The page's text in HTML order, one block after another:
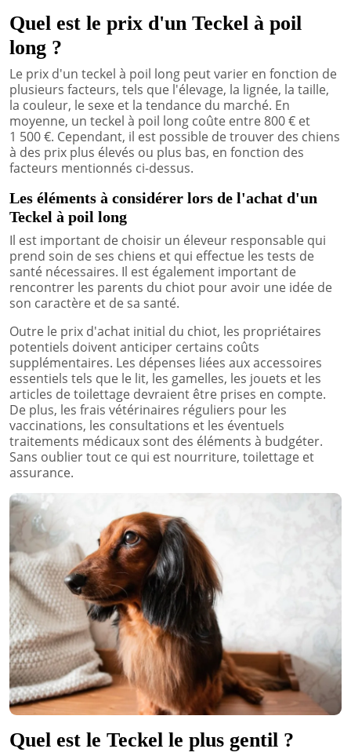
Quel est le prix d'un Teckel à poil
long ?
Le prix d'un teckel à poil long peut varier en fonction de
plusieurs facteurs, tels que l'élevage, la lignée, la taille,
la couleur, le sexe et la tendance du marché. En
moyenne, un teckel à poil long coûte entre 800 € et
1 500 €. Cependant, il est possible de trouver des chiens
à des prix plus élevés ou plus bas, en fonction des
facteurs mentionnés ci-dessus.
Les éléments à considérer lors de l'achat d'un
Teckel à poil long
Il est important de choisir un éleveur responsable qui
prend soin de ses chiens et qui effectue les tests de
santé nécessaires. Il est également important de
rencontrer les parents du chiot pour avoir une idée de
son caractère et de sa santé.
Outre le prix d'achat initial du chiot, les propriétaires
potentiels doivent anticiper certains coûts
supplémentaires. Les dépenses liées aux accessoires
essentiels tels que le lit, les gamelles, les jouets et les
articles de toilettage devraient être prises en compte.
De plus, les frais vétérinaires réguliers pour les
vaccinations, les consultations et les éventuels
traitements médicaux sont des éléments à budgéter.
Sans oublier tout ce qui est nourriture, toilettage et
assurance.
Quel est le Teckel le plus gentil ?